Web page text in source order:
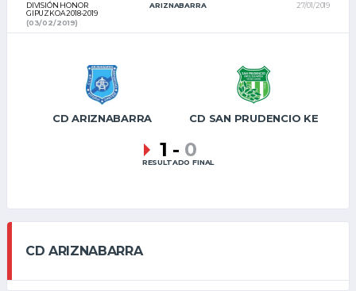
DIVISIÓN HONOR
GIPUZKOA 2018-2019
ARIZNABARRA
27/01/2019
(03/02/2019)
CD ARIZNABARRA CD SAN PRUDENCIO KE
1 - 0
RESULTADO FINAL
CD ARIZNABARRA